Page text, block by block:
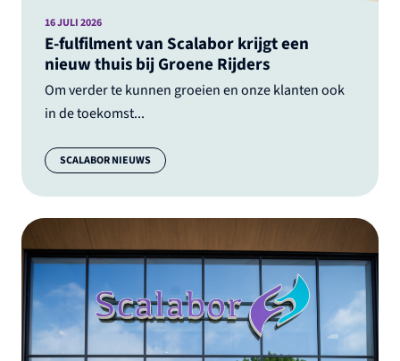
E-fulfilment van Scalabor krijgt een
nieuw thuis bij Groene Rijders
Om verder te kunnen groeien en onze klanten ook
in de toekomst...
16 JULI 2026
Categorie:
SCALABOR NIEUWS